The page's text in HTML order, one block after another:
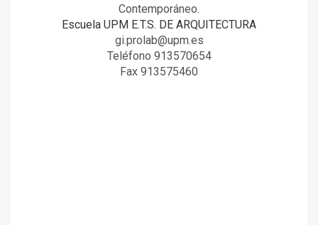
Contemporáneo.
Escuela UPM E.T.S. DE ARQUITECTURA
gi.prolab@upm.es
Teléfono 913570654
Fax 913575460